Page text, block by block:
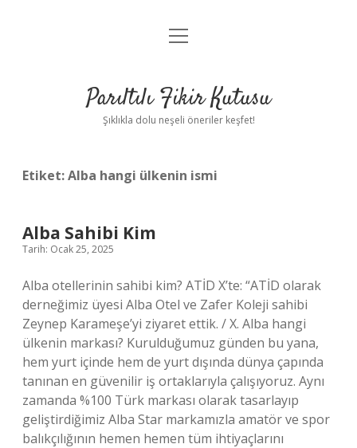
Anasayfa
Yasal Uyarı
menüyü
Parıltılı Fikir Kutusu
Şıklıkla dolu neşeli öneriler keşfet!
Etiket:Alba hangi ülkenin ismi
Alba Sahibi Kim
Tarih: Ocak 25, 2025
Alba otellerinin sahibi kim? ATİD X’te: “ATİD olarak
derneğimiz üyesi Alba Otel ve Zafer Koleji sahibi
Zeynep Karameşe’yi ziyaret ettik. / X. Alba hangi
ülkenin markası? Kurulduğumuz günden bu yana,
hem yurt içinde hem de yurt dışında dünya çapında
tanınan en güvenilir iş ortaklarıyla çalışıyoruz. Aynı
zamanda %100 Türk markası olarak tasarlayıp
geliştirdiğimiz Alba Star markamızla amatör ve spor
balıkçılığının hemen hemen tüm ihtiyaçlarını